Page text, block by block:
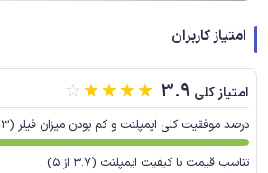
امتیاز کاربران
امتیاز کلی 3.9
☆☆☆☆☆
درصد موفقیت کلی ایمپلنت و کم بودن میزان فیلر (4.3 از 5)
تناسب قیمت با کیفیت ایمپلنت (3.7 از 5)